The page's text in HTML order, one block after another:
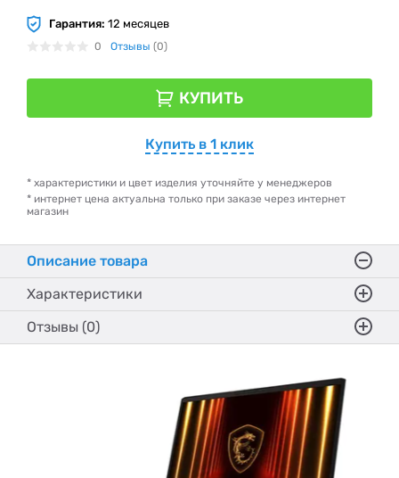
Гарантия: 12 месяцев
0 Отзывы (0)
КУПИТЬ
Купить в 1 клик
* характеристики и цвет изделия уточняйте у менеджеров
* интернет цена актуальна только при заказе через интернет
магазин
Описание товара
Характеристики
Отзывы (0)